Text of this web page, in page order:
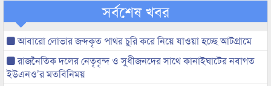
সর্বশেষ খবর
আবারো লোভার জব্দকৃত পাথর চুরি করে নিয়ে যাওয়া হচ্ছে আটগ্রামে
রাজনৈতিক দলের নেতৃবৃন্দ ও সুধীজনদের সাথে কানাইঘাটের নবাগত
ইউএনও’র মতবিনিময়